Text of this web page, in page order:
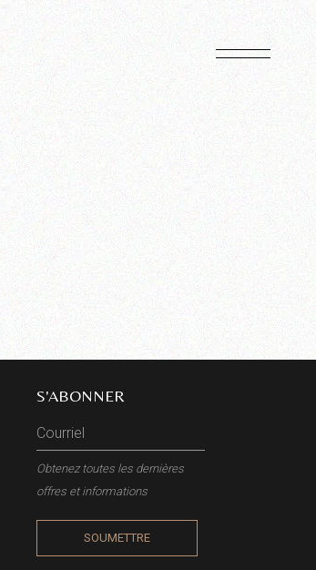
S'ABONNER
Obtenez toutes les dernières
offres et informations
SOUMETTRE